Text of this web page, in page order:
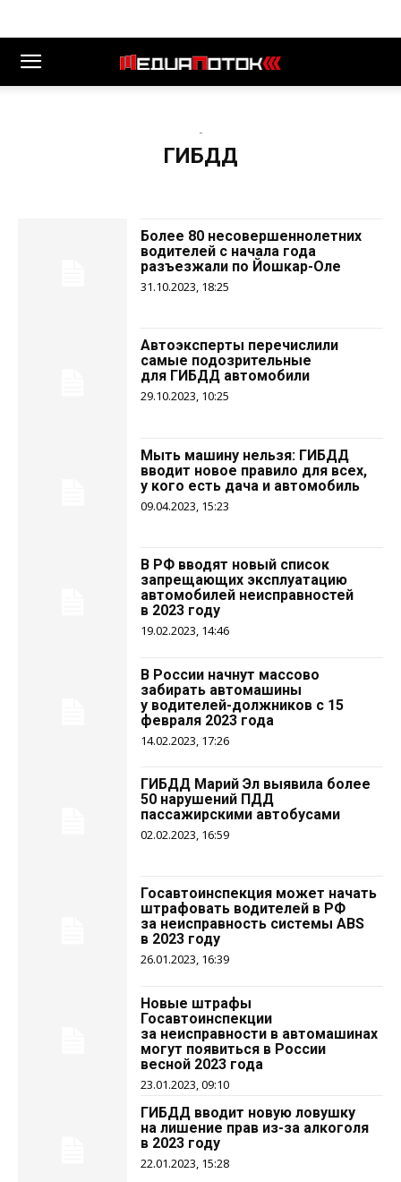
-
ГИБДД
Более 80 несовершеннолетних
водителей с начала года
разъезжали по Йошкар-Оле
31.10.2023, 18:25
Автоэксперты перечислили
самые подозрительные
для ГИБДД автомобили
29.10.2023, 10:25
Мыть машину нельзя: ГИБДД
вводит новое правило для всех,
у кого есть дача и автомобиль
09.04.2023, 15:23
В РФ вводят новый список
запрещающих эксплуатацию
автомобилей неисправностей
в 2023 году
19.02.2023, 14:46
В России начнут массово
забирать автомашины
у водителей-должников с 15
февраля 2023 года
14.02.2023, 17:26
ГИБДД Марий Эл выявила более
50 нарушений ПДД
пассажирскими автобусами
02.02.2023, 16:59
Госавтоинспекция может начать
штрафовать водителей в РФ
за неисправность системы ABS
в 2023 году
26.01.2023, 16:39
Новые штрафы
Госавтоинспекции
за неисправности в автомашинах
могут появиться в России
весной 2023 года
23.01.2023, 09:10
ГИБДД вводит новую ловушку
на лишение прав из-за алкоголя
в 2023 году
22.01.2023, 15:28